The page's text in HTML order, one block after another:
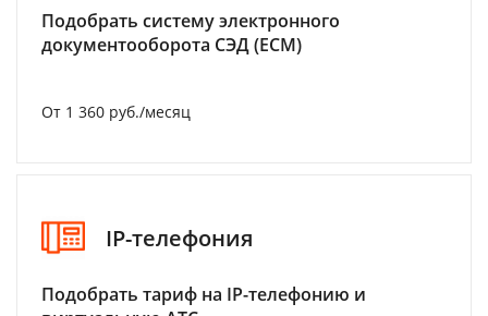
Подобрать систему электронного
документооборота СЭД (ECM)
От 1 360 руб./месяц
IP-телефония
Подобрать тариф на IP-телефонию и